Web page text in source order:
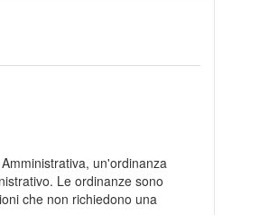
un'ordinanza
Le ordinanze sono
che non richiedono una